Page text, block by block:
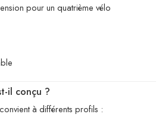
pour un quatrième vélo
il conçu ?
à différents profils :